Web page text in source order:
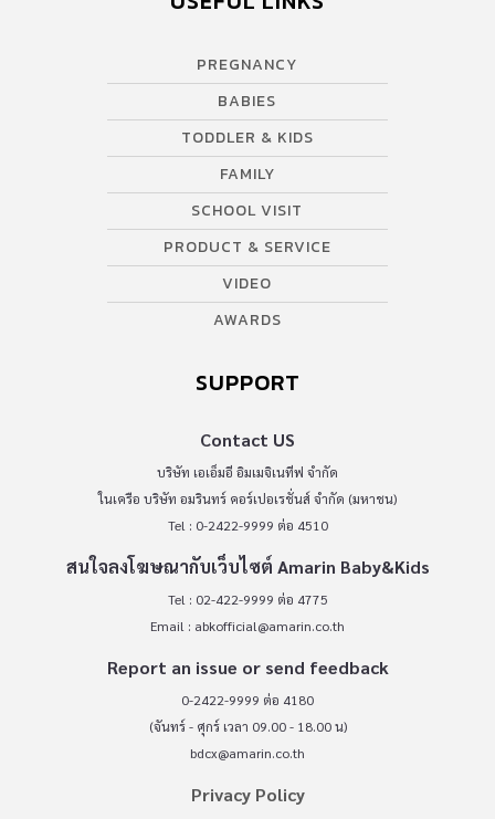
PREGNANCY
BABIES
TODDLER & KIDS
FAMILY
SCHOOL VISIT
PRODUCT & SERVICE
VIDEO
AWARDS
SUPPORT
Contact US
บริษัท เอเอ็มอี อิมเมจิเนทีฟ จำกัด
ในเครือ บริษัท อมรินทร์ คอร์เปอเรชั่นส์ จำกัด (มหาชน)
Tel : 0-2422-9999 ต่อ 4510
สนใจลงโฆษณากับเว็บไซต์ Amarin Baby&Kids
Tel : 02-422-9999 ต่อ 4775
Email : abkofficial@amarin.co.th
Report an issue or send feedback
0-2422-9999 ต่อ 4180
(จันทร์ - ศุกร์ เวลา 09.00 - 18.00 น)
bdcx@amarin.co.th
Privacy Policy